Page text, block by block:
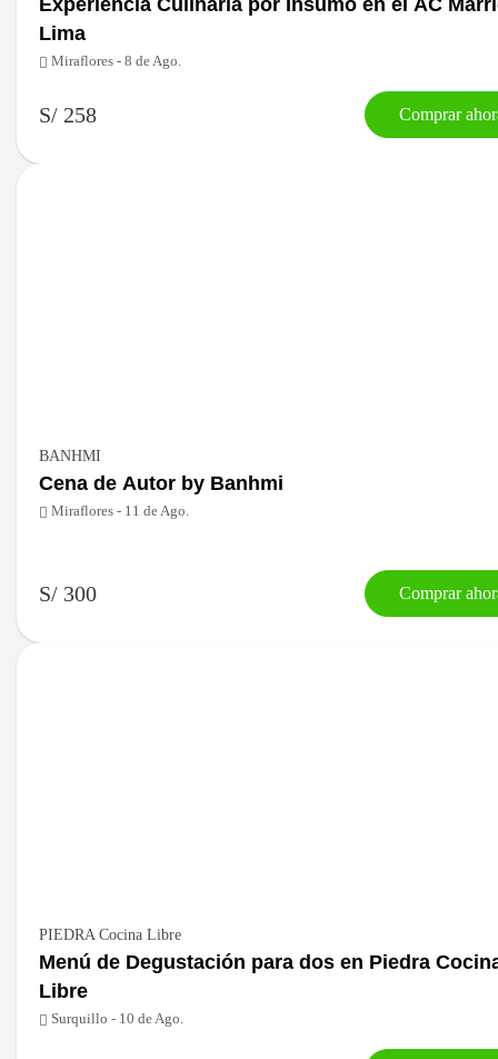
Experiencia Culinaria por Insumo en el AC
Lima
Miraflores - 8 de Ago.
S/ 258 Comprar
BANHMI
Cena de Autor by Banhmi
Miraflores - 11 de Ago.
S/ 300 Comprar
PIEDRA Cocina Libre
Menú de Degustación para dos en Piedra
Libre
Surquillo - 10 de Ago.